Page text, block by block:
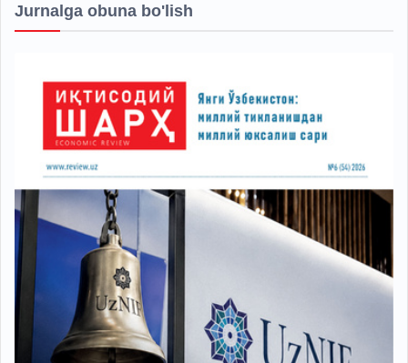
Jurnalga obuna bo'lish